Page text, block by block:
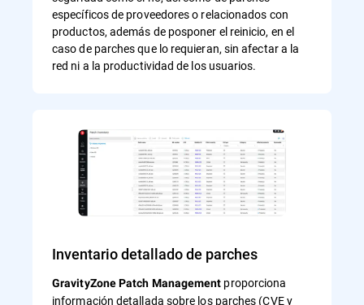
específicos de proveedores o relacionados con
productos, además de posponer el reinicio, en el
caso de parches que lo requieran, sin afectar a la
red ni a la productividad de los usuarios.
Inventario detallado de parches
GravityZone Patch Management proporciona
información detallada sobre los parches (CVE y